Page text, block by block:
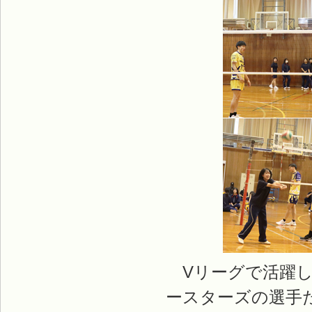
Vリーグで活躍
ースターズの選手